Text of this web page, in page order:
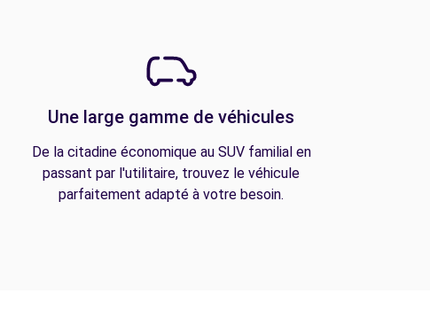
Une large gamme de véhicules
De la citadine économique au SUV familial en
passant par l'utilitaire, trouvez le véhicule
parfaitement adapté à votre besoin.